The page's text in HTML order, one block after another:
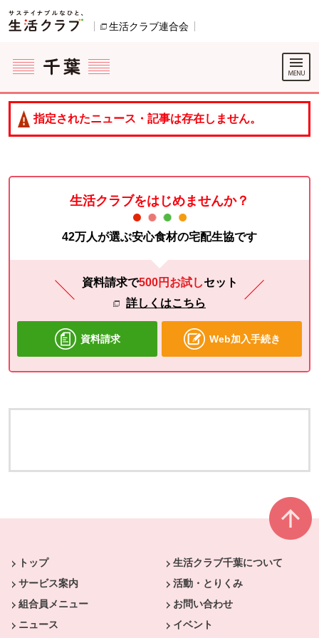
ページの先頭です。
生活クラブ連合会
ここからサイト内共通メニューです。
サイト内共通メニューをスキップする
サイト内共通メニューここまで。
指定されたニュース・記事は存在しません。
生活クラブをはじめませんか？
42万人が選ぶ安心食材の宅配生協です
資料請求で500円お試しセット
詳しくはこちら
資料請求 Web加入手続き
トップ
生活クラブ千葉について
サービス案内
活動・とりくみ
組合員メニュー
お問い合わせ
ニュース
イベント